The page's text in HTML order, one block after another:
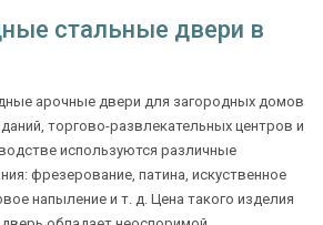
стальные двери в
арочные двери для загородных домов
торгово-развлекательных центров и
используются различные
фрезерование, патина, искуственное
напыление и т. д. Цена такого изделия